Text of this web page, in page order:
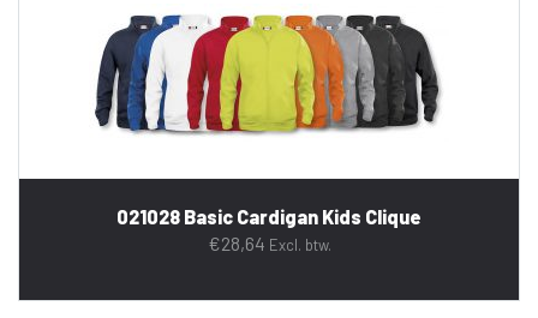
021028 Basic Cardigan Kids Clique
€28,64 Excl. btw.